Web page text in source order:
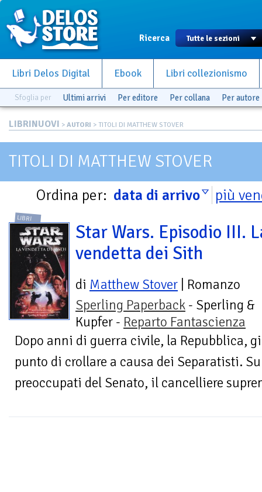
Ricerca
Libri Delos Digital Ebook Libri collezionismo
Sfoglia per Ultimi arrivi Per editore Per collana Per autore
LIBRINUOVI > AUTORI > TITOLI DI MATTHEW STOVER
TITOLI DI MATTHEW STOVER
Ordina per: data di arrivo più
LIBRI
Star Wars. Episodio III.
vendetta dei Sith
di Matthew Stover | Romanzo
Sperling Paperback - Sperling &
Kupfer - Reparto Fantascienza
Dopo anni di guerra civile, la Repubblica,
punto di crollare a causa dei Separatisti.
preoccupati del Senato, il cancelliere